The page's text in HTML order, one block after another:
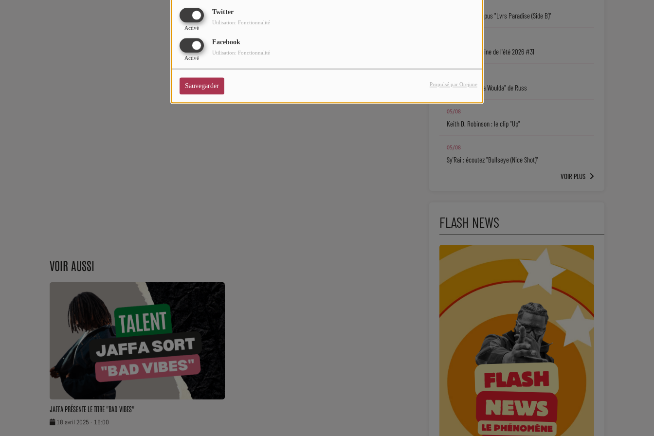
Twitter
Activé
Utilisation: Fonctionnalité
Facebook
Activé
Utilisation: Fonctionnalité
Sauvegarder Propulsé par Orejime
VOIR AUSSI
JAFFA PRÉSENTE LE TITRE "BAD VIBES"
18 avril 2025 - 16:00
Isaiah Falls : l'opus "Lvrs Paradise (Side B)"
La playlist urbaine de l'été 2026 #31
"Coulda Shoulda Woulda" de Russ
05/08
Keith D. Robinson : le clip "Up"
05/08
Sy'Rai : écoutez "Bullseye (Nice Shot)"
VOIR PLUS
FLASH NEWS